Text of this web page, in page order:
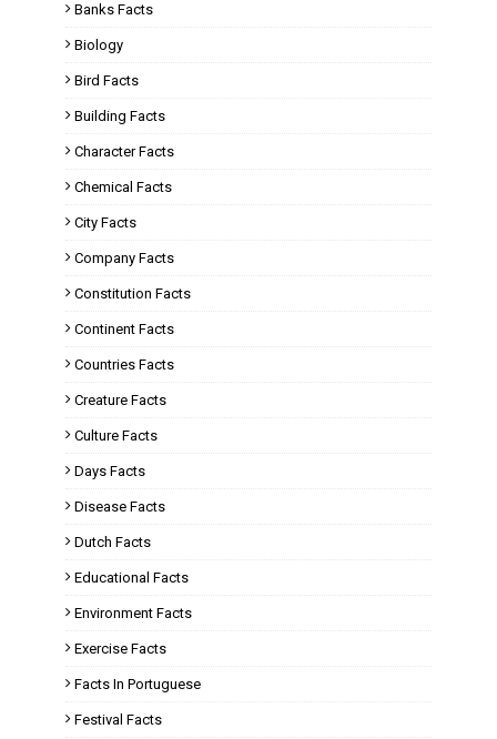
Banks Facts
Biology
Bird Facts
Building Facts
Character Facts
Chemical Facts
City Facts
Company Facts
Constitution Facts
Continent Facts
Countries Facts
Creature Facts
Culture Facts
Days Facts
Disease Facts
Dutch Facts
Educational Facts
Environment Facts
Exercise Facts
Facts In Portuguese
Festival Facts